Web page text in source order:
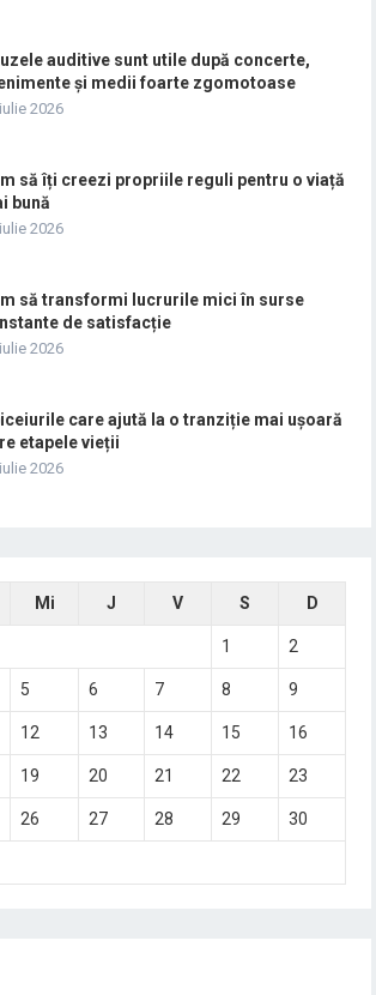
auditive sunt utile după concerte,
și medii foarte zgomotoase
2026
să îți creezi propriile reguli pentru o viață
bună
2026
să transformi lucrurile mici în surse
de satisfacție
2026
care ajută la o tranziție mai ușoară
etapele vieții
2026
Mi J V S D
1 2
5 6 7 8 9
12 13 14 15 16
19 20 21 22 23
26 27 28 29 30